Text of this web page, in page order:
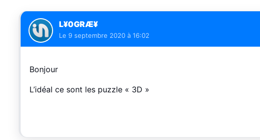
L¥0GRÆ¥
Le 9 septembre 2020 à 16:02
Bonjour
L’idéal ce sont les puzzle « 3D »